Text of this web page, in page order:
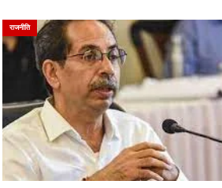
राजनीति